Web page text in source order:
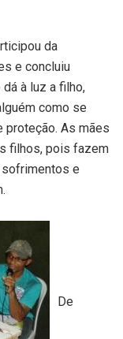
da
e concluiu
à luz a filho,
como se
proteção. As mães
filhos, pois fazem
e
De